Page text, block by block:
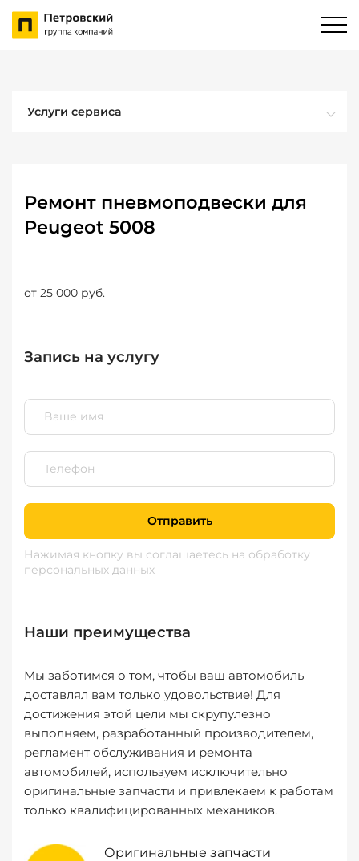
Услуги сервиса
Ремонт пневмоподвески для
Peugeot 5008
от 25 000 руб.
Запись на услугу
Отправить
Нажимая кнопку вы соглашаетесь на обработку
персональных данных
Наши преимущества
Мы заботимся о том, чтобы ваш автомобиль
доставлял вам только удовольствие! Для
достижения этой цели мы скрупулезно
выполняем, разработанный производителем,
регламент обслуживания и ремонта
автомобилей, используем исключительно
оригинальные запчасти и привлекаем к работам
только квалифицированных механиков.
Оригинальные запчасти